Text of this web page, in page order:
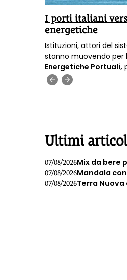
I porti italiani
energetiche
Istituzioni, attori del
stanno muovendo per
Energetiche Portuali,
decarbonizzazione
Ultimi
07/08/2026Mix da bere
07/08/2026Mandala
07/08/2026Terra